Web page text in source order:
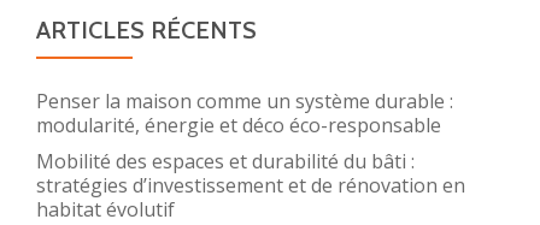
ARTICLES RÉCENTS
Penser la maison comme un système durable :
modularité, énergie et déco éco-responsable
Mobilité des espaces et durabilité du bâti :
stratégies d’investissement et de rénovation en
habitat évolutif